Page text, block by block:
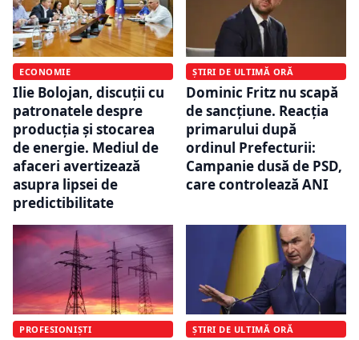
ECONOMIE
Ilie Bolojan, discuții cu
patronatele despre
producția și stocarea
de energie. Mediul de
afaceri avertizează
asupra lipsei de
predictibilitate
ȘTIRI DE ULTIMĂ ORĂ
Dominic Fritz nu scapă
de sancțiune. Reacția
primarului după
ordinul Prefecturii:
Campanie dusă de PSD,
care controlează ANI
PROFESIONIȘTI ȘTIRI DE ULTIMĂ ORĂ